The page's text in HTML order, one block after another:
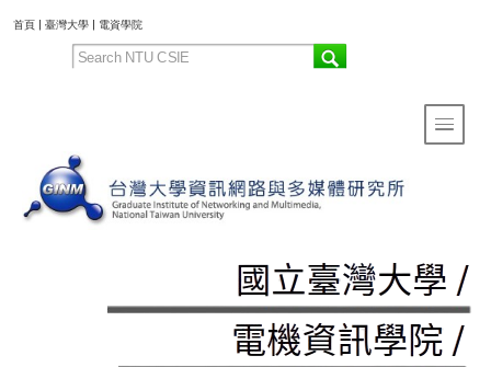
首頁 | 臺灣大學 | 電資學院